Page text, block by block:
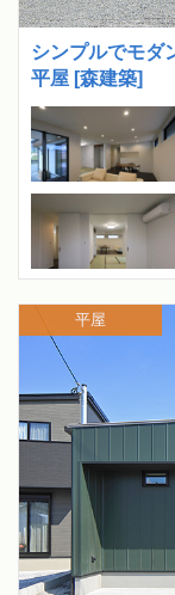
シンプルでモダ
平屋 [森建築]
平屋